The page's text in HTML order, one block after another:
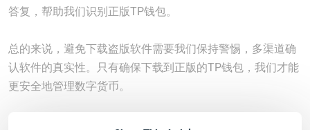
答复，帮助我们识别正版TP钱包。
总的来说，避免下载盗版软件需要我们保持警惕，多渠道确
认软件的真实性。只有确保下载到正版的TP钱包，我们才能
更安全地管理数字货币。